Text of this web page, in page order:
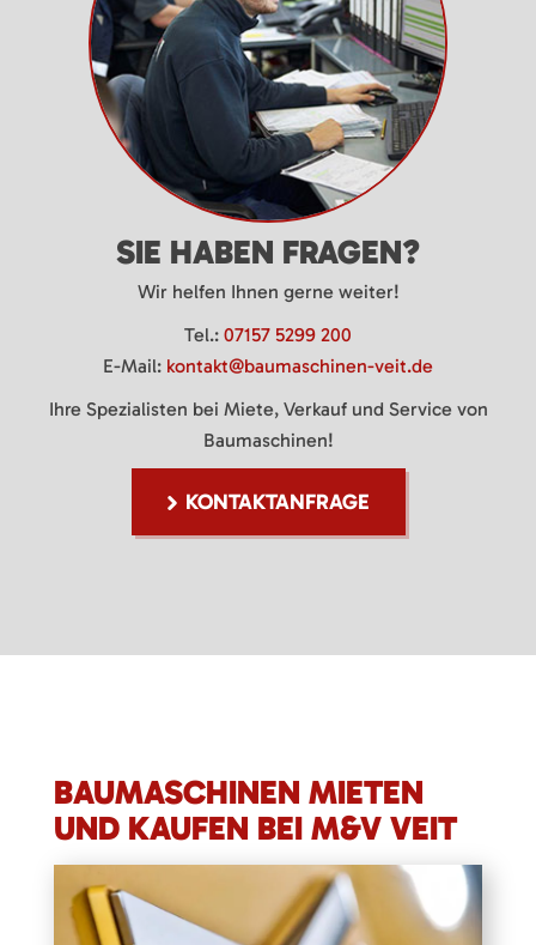
SIE HABEN FRAGEN?
Wir helfen Ihnen gerne weiter!
Tel.: 07157 5299 200
E-Mail: kontakt@baumaschinen-veit.de
Ihre Spezialisten bei Miete, Verkauf und Service von
Baumaschinen!
KONTAKTANFRAGE
BAUMASCHINEN MIETEN
UND KAUFEN BEI M&V VEIT